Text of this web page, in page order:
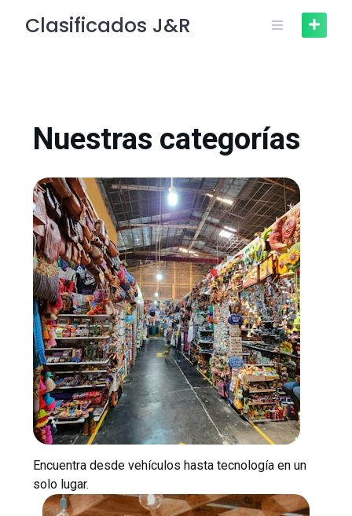
Clasificados J&R
Nuestras categorías
Encuentra desde vehículos hasta tecnología en un
solo lugar.